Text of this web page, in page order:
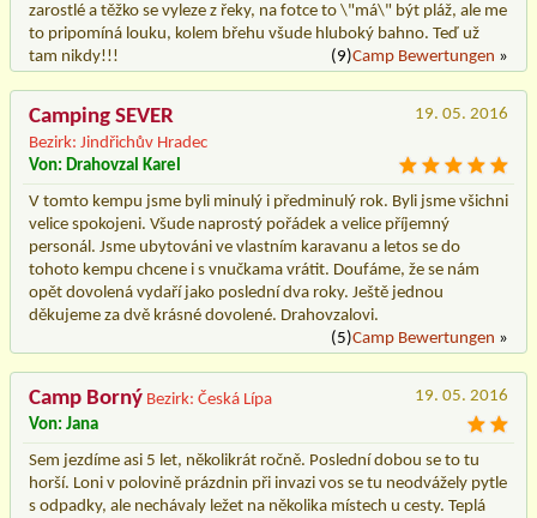
zarostlé a těžko se vyleze z řeky, na fotce to \"má\" být pláž, ale me
to pripomíná louku, kolem břehu všude hluboký bahno. Teď už
tam nikdy!!!
(9)Camp Bewertungen »
Camping SEVER
Bezirk: Jindřichův Hradec
19. 05. 2016
Von: Drahovzal Karel
V tomto kempu jsme byli minulý i předminulý rok. Byli jsme všichni
velice spokojeni. Všude naprostý pořádek a velice příjemný
personál. Jsme ubytováni ve vlastním karavanu a letos se do
tohoto kempu chcene i s vnučkama vrátit. Doufáme, že se nám
opět dovolená vydaří jako poslední dva roky. Ještě jednou
děkujeme za dvě krásné dovolené. Drahovzalovi.
(5)Camp Bewertungen »
Camp Borný Bezirk: Česká Lípa
19. 05. 2016
Von: Jana
Sem jezdíme asi 5 let, několikrát ročně. Poslední dobou se to tu
horší. Loni v polovině prázdnin při invazi vos se tu neodvážely pytle
s odpadky, ale nechávaly ležet na několika místech u cesty. Teplá